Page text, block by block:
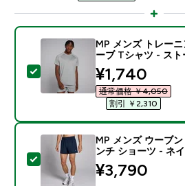
この商品を選択 - MP メン
MP メンズ トレー
ーブ Tシャツ - スト
discounted
¥1,740‎
通常価格 ￥4,050‎
割引 ￥2,310‎
この商品を選択 - MP メン
MP メンズ ウーブ
ンチ ショーツ - ネ
¥3,790‎